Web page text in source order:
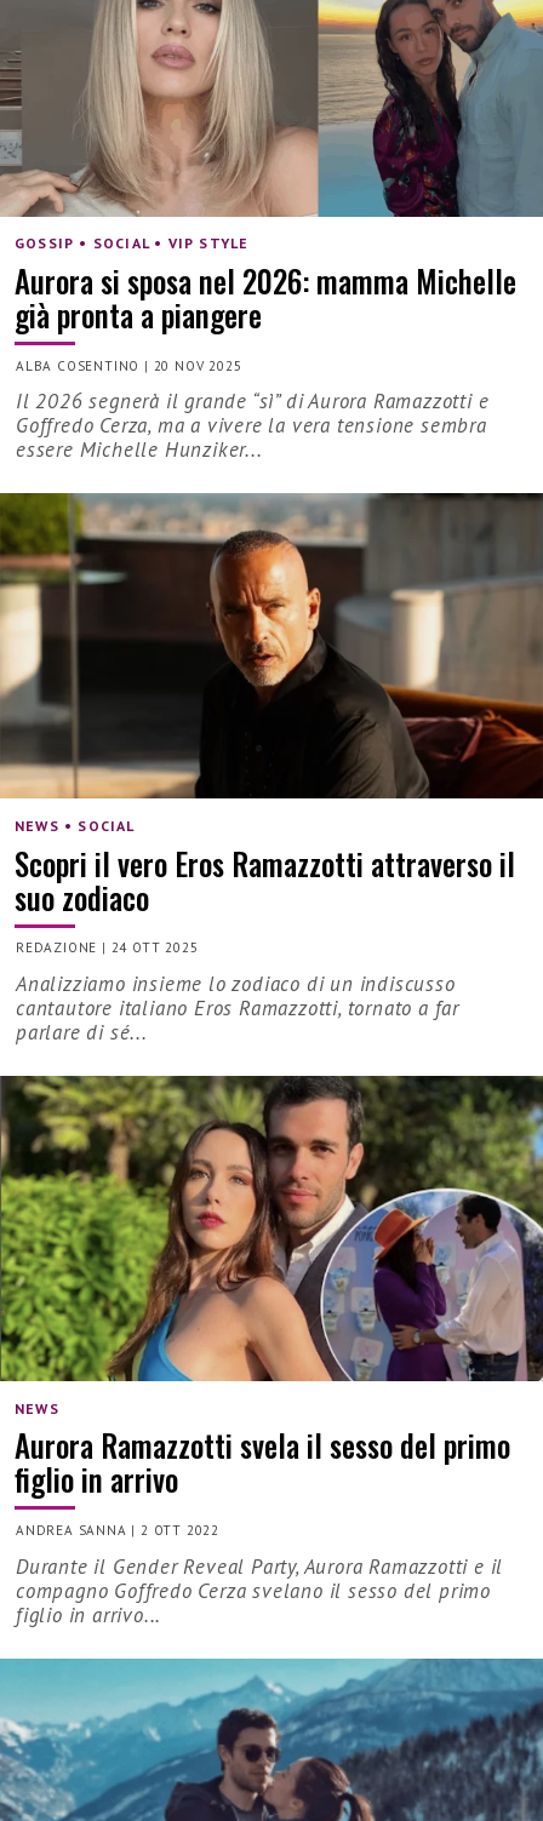
GOSSIP • SOCIAL • VIP STYLE
Aurora si sposa nel 2026: mamma Michelle
già pronta a piangere
ALBA COSENTINO | 20 NOV 2025
Il 2026 segnerà il grande “sì” di Aurora Ramazzotti e
Goffredo Cerza, ma a vivere la vera tensione sembra
essere Michelle Hunziker...
NEWS • SOCIAL
Scopri il vero Eros Ramazzotti attraverso il
suo zodiaco
REDAZIONE | 24 OTT 2025
Analizziamo insieme lo zodiaco di un indiscusso
cantautore italiano Eros Ramazzotti, tornato a far
parlare di sé...
NEWS
Aurora Ramazzotti svela il sesso del primo
figlio in arrivo
ANDREA SANNA |2 OTT 2022
Durante il Gender Reveal Party, Aurora Ramazzotti e il
compagno Goffredo Cerza svelano il sesso del primo
figlio in arrivo...